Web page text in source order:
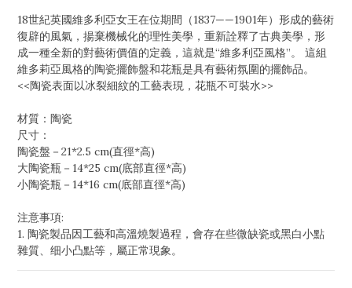
18世紀英國維多利亞女王在位期間（1837——1901年）形成的藝術
復辟的風氣，揚棄機械化的理性美學，重新詮釋了古典美學，形
成一種全新的對藝術價值的定義，這就是“維多利亞風格”。 這組
維多莉亞風格的陶瓷擺飾盤和花瓶是具有藝術氛圍的擺飾品。
<<陶瓷表面以冰裂細紋的工藝表現，花瓶不可裝水>>
材質：陶瓷
尺寸：
陶瓷盤－21*2.5 cm(直徑*高)
大陶瓷瓶－14*25 cm(底部直徑*高)
小陶瓷瓶－14*16 cm(底部直徑*高)
注意事項:
1. 陶瓷製品因工藝和高溫燒製過程，會存在些微缺瓷或黑白小點
雜質、细小凸點等，屬正常現象。